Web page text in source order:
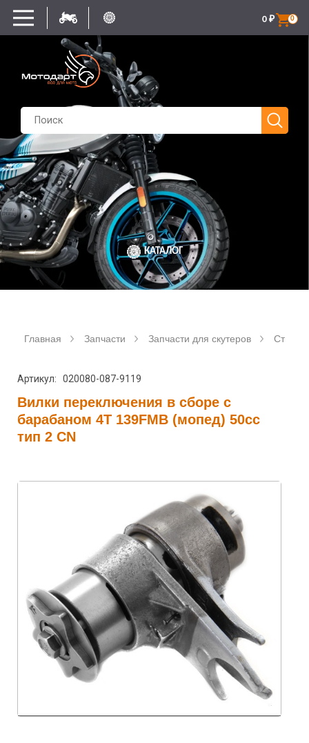
0
0 ₽
КАТАЛОГ
Главная Запчасти Запчасти для скутеров
Артикул: 020080-087-9119
Вилки переключения в сборе с
барабаном 4T 139FMB (мопед) 50сс
тип 2 CN